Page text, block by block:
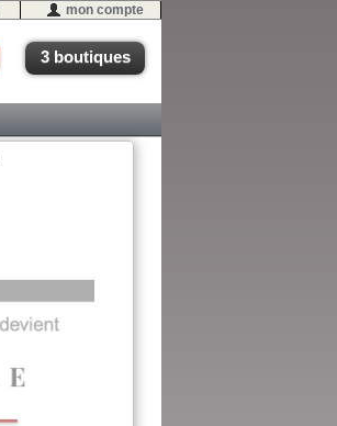
mon compte
3 boutiques